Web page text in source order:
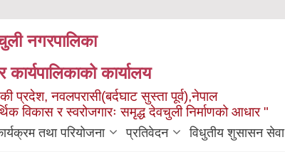
नगरपालिका
कार्यपालिकाको कार्यालय
प्रदेश, नवलपरासी(बर्दघाट सुस्ता पूर्व),नेपाल
विकास र स्वरोजगारः समृद्ध देवचुली निर्माणको आधार "
तथा परियोजना प्रतिवेदन विधुतीय शुसासन सेवा